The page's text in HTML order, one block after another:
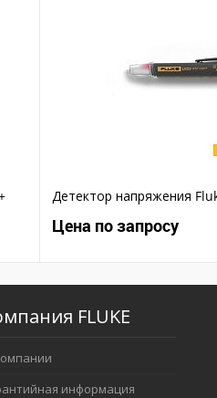
Детектор напряжения
Цена по запросу
FLUKE
информация